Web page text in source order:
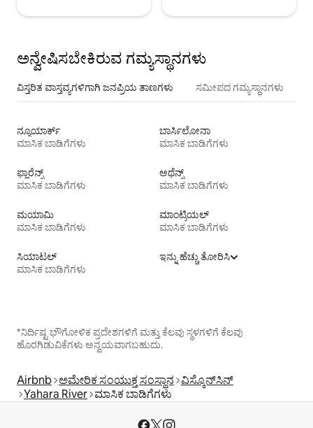
ಅನ್ವೇಷಿಸಬೇಕಿರುವ ಗಮ್ಯಸ್ಥಾನಗಳು
ವಿಸ್ತರಿತ ವಾಸ್ತವ್ಯಗಳಿಗಾಗಿ ಜನಪ್ರಿಯ ತಾಣಗಳು ಸಮೀಪದ ಗಮ್ಯಸ್ಥಾನಗಳು
ನ್ಯೂಯಾರ್ಕ್
ಮಾಸಿಕ ಬಾಡಿಗೆಗಳು
ಬಾರ್ಸಿಲೋನಾ
ಮಾಸಿಕ ಬಾಡಿಗೆಗಳು
ಫ್ಲಾರೆನ್ಸ್
ಮಾಸಿಕ ಬಾಡಿಗೆಗಳು
ಅಥೆನ್ಸ್
ಮಾಸಿಕ ಬಾಡಿಗೆಗಳು
ಮಯಾಮಿ
ಮಾಸಿಕ ಬಾಡಿಗೆಗಳು
ಮಾಂಟ್ರಿಯಲ್
ಮಾಸಿಕ ಬಾಡಿಗೆಗಳು
ಸಿಯಾಟಲ್
ಮಾಸಿಕ ಬಾಡಿಗೆಗಳು
ಇನ್ನು ಹೆಚ್ಚು ತೋರಿಸಿ
*ನಿರ್ದಿಷ್ಟ ಭೌಗೋಳಿಕ ಪ್ರದೇಶಗಳಿಗೆ ಮತ್ತು ಕೆಲವು ಸ್ಥಳಗಳಿಗೆ ಕೆಲವು
ಹೊರಗಿಡುವಿಕೆಗಳು ಅನ್ವಯವಾಗಬಹುದು.
Airbnb ಅಮೇರಿಕ ಸಂಯುಕ್ತ ಸಂಸ್ಥಾನ ವಿಸ್ಕೊನ್‌ಸಿನ್
Yahara River ಮಾಸಿಕ ಬಾಡಿಗೆಗಳು